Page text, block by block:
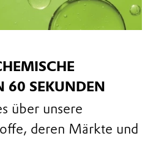
60 SEKUNDEN
über unsere
deren Märkte und